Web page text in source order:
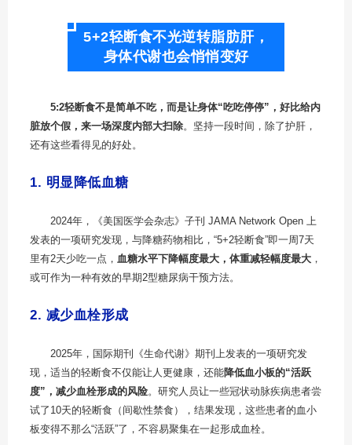
5+2轻断食不光逆转脂肪肝，
身体代谢也会悄悄变好
5:2轻断食不是简单不吃，而是让身体“吃吃停停”，好比给内
脏放个假，来一场深度内部大扫除。坚持一段时间，除了护肝，
还有这些看得见的好处。
1. 明显降低血糖
2024年，《美国医学会杂志》子刊 JAMA Network Open 上
发表的一项研究发现，与降糖药物相比，“5+2轻断食”即一周7天
里有2天少吃一点， 血糖水平下降幅度最大，体重减轻幅度最大 ，
或可作为一种有效的早期2型糖尿病干预方法。
2. 减少血栓形成
2025年，国际期刊《生命代谢》期刊上发表的一项研究发
现，适当的轻断食不仅能让人更健康，还能降低血小板的“活跃
度”，减少血栓形成的风险。研究人员让一些冠状动脉疾病患者尝
试了10天的轻断食（间歇性禁食），结果发现，这些患者的血小
板变得不那么“活跃”了，不容易聚集在一起形成血栓。